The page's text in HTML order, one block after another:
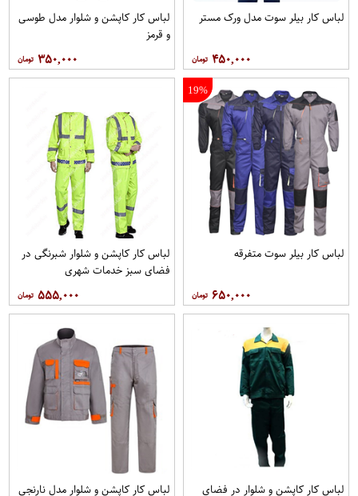
لباس کار بیلر سوت مدل ورک مستر
۴۵۰,۰۰۰
لباس کار کاپشن و شلوار مدل طوسی
و قرمز
۳۵۰,۰۰۰
19%
لباس کار بیلر سوت متفرقه
۶۵۰,۰۰۰
لباس کار کاپشن و شلوار شبرنگی در
فضای سبز خدمات شهری
۵۵۵,۰۰۰
لباس کار کاپشن و شلوار در فضای
لباس کار کاپشن و شلوار مدل نارنجی